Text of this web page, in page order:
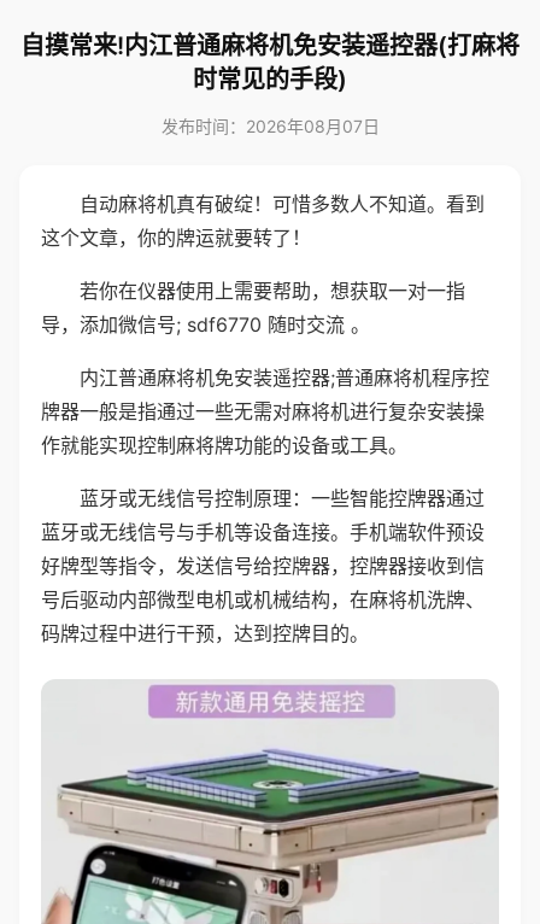
自摸常来!内江普通麻将机免安装遥控器(打麻将
时常见的手段)
发布时间：2026年08月07日
自动麻将机真有破绽！可惜多数人不知道。看到
这个文章，你的牌运就要转了！
若你在仪器使用上需要帮助，想获取一对一指
导，添加微信号; sdf6770 随时交流 。
内江普通麻将机免安装遥控器;普通麻将机程序控
牌器一般是指通过一些无需对麻将机进行复杂安装操
作就能实现控制麻将牌功能的设备或工具。
蓝牙或无线信号控制原理：一些智能控牌器通过
蓝牙或无线信号与手机等设备连接。手机端软件预设
好牌型等指令，发送信号给控牌器，控牌器接收到信
号后驱动内部微型电机或机械结构，在麻将机洗牌、
码牌过程中进行干预，达到控牌目的。